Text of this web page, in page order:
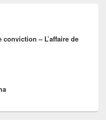
– L’affaire de